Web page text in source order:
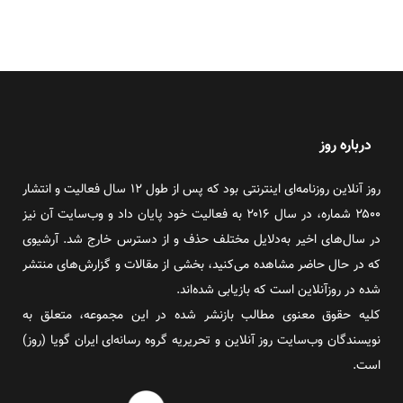
درباره روز
روز آنلاین روزنامه‌ای اینترنتی بود که پس از طول ۱۲ سال فعالیت و انتشار
۲۵۰۰ شماره، در سال ۲۰۱۶ به فعالیت خود پایان داد و وب‌سایت آن نیز
در سال‌های اخیر به‌دلایل مختلف حذف و از دسترس خارج شد. آرشیوی
که در حال حاضر مشاهده می‌کنید، بخشی از مقالات و گزارش‌های منتشر
شده در روزآنلاین است که بازیابی شده‌اند.
کلیه حقوق معنوی مطالب بازنشر شده در این مجموعه، متعلق به
نویسندگان وب‌سایت روز آنلاین و تحریریه گروه رسانه‌ای ایران گویا (روز)
است.